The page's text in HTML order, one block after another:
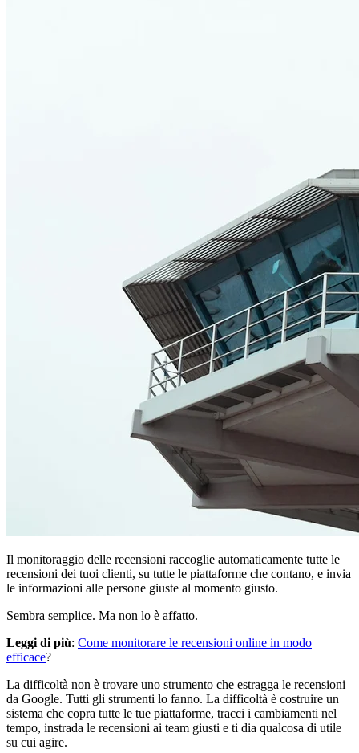
Il monitoraggio delle recensioni raccoglie automaticamente tutte le
recensioni dei tuoi clienti, su tutte le piattaforme che contano, e invia
le informazioni alle persone giuste al momento giusto.
Sembra semplice. Ma non lo è affatto.
Leggi di più: Come monitorare le recensioni online in modo
efficace?
La difficoltà non è trovare uno strumento che estragga le recensioni
da Google. Tutti gli strumenti lo fanno. La difficoltà è costruire un
sistema che copra tutte le tue piattaforme, tracci i cambiamenti nel
tempo, instrada le recensioni ai team giusti e ti dia qualcosa di utile
su cui agire.